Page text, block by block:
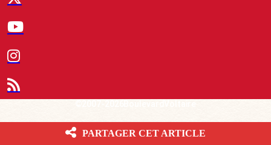
Le Fil d’actualité BV
PARTAGER CET ARTICLE